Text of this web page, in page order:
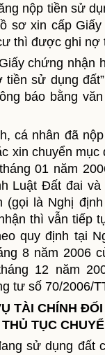
nộp tiền sử
sơ xin cấp
thì được ghi nợ
chứng nhận
sử dụng
báo bằng
cá nhân đã
xin chuyển
01 năm
Luật Đất đai
(gọi là Nghị
thì vẫn tiếp
quy định tại
8 năm
12 năm
tư số 70/2006/
TÀI CHÍNH
TỤC
sử dụng đất